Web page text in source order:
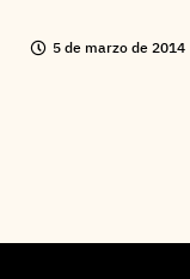
5 de marzo de 2014